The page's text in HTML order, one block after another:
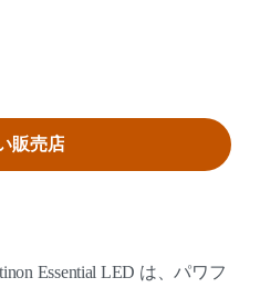
Essential LED は、パワフ
販売店